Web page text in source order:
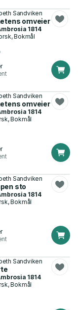
Sandviken
omveier
1814
Bokmål
Sandviken
omveier
1814
Bokmål
Sandviken
sto
1814
Bokmål
Sandviken
1814
Bokmål